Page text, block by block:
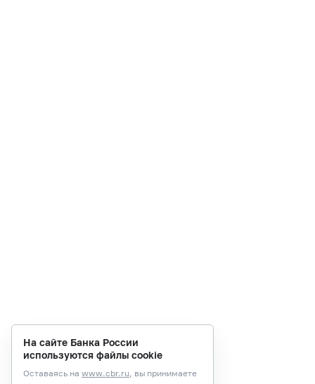
На сайте Банка России
используются файлы cookie
Оставаясь на www.cbr.ru, вы принимаете